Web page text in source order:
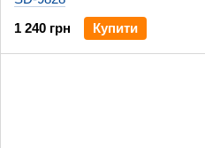
1 240 грн
Купити